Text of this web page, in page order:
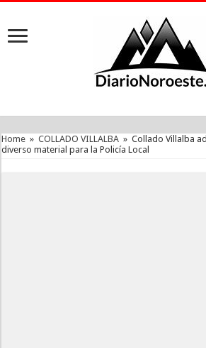
Home » COLLADO VILLALBA » Collado Villalba
diverso material para la Policía Local